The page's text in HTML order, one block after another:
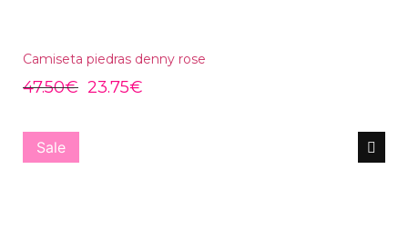
Camiseta piedras denny rose
47.50€ 23.75€
Sale